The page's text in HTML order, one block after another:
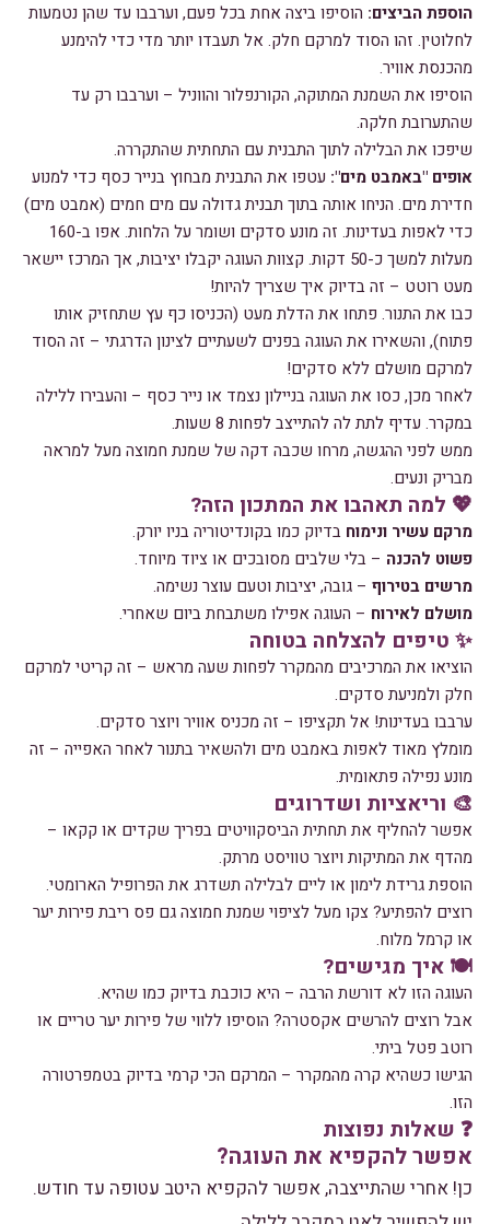
הוספת הביצים: הוסיפו ביצה אחת בכל פעם, וערבבו עד שהן נטמעות
לחלוטין. זהו הסוד למרקם חלק. אל תעבדו יותר מדי כדי להימנע
מהכנסת אוויר.
הוסיפו את השמנת המתוקה, הקורנפלור והווניל – וערבבו רק עד
שהתערובת חלקה.
שיפכו את הבלילה לתוך התבנית עם התחתית שהתקררה.
אופים "באמבט מים": עטפו את התבנית מבחוץ בנייר כסף כדי למנוע
חדירת מים. הניחו אותה בתוך תבנית גדולה עם מים חמים (אמבט מים)
כדי לאפות בעדינות. זה מונע סדקים ושומר על הלחות. אפו ב-160
מעלות למשך כ-50 דקות. קצוות העוגה יקבלו יציבות, אך המרכז יישאר
מעט רוטט – זה בדיוק איך שצריך להיות!
כבו את התנור. פתחו את הדלת מעט (הכניסו כף עץ שתחזיק אותו
פתוח), והשאירו את העוגה בפנים לשעתיים לצינון הדרגתי – זה הסוד
למרקם מושלם ללא סדקים!
לאחר מכן, כסו את העוגה בניילון נצמד או נייר כסף – והעבירו ללילה
במקרר. עדיף לתת לה להתייצב לפחות 8 שעות.
ממש לפני ההגשה, מרחו שכבה דקה של שמנת חמוצה מעל למראה
מבריק ונעים.
💖 למה תאהבו את המתכון הזה?
מרקם עשיר ונימוח בדיוק כמו בקונדיטוריה בניו יורק.
פשוט להכנה – בלי שלבים מסובכים או ציוד מיוחד.
מרשים בטירוף – גובה, יציבות וטעם עוצר נשימה.
מושלם לאירוח – העוגה אפילו משתבחת ביום שאחרי.
✨ טיפים להצלחה בטוחה
הוציאו את המרכיבים מהמקרר לפחות שעה מראש – זה קריטי למרקם
חלק ולמניעת סדקים.
ערבבו בעדינות! אל תקציפו – זה מכניס אוויר ויוצר סדקים.
מומלץ מאוד לאפות באמבט מים ולהשאיר בתנור לאחר האפייה – זה
מונע נפילה פתאומית.
🎨 וריאציות ושדרוגים
אפשר להחליף את תחתית הביסקוויטים בפריך שקדים או קקאו –
מהדף את המתיקות ויוצר טוויסט מרתק.
הוספת גרידת לימון או ליים לבלילה תשדרג את הפרופיל הארומטי.
רוצים להפתיע? צקו מעל לציפוי שמנת חמוצה גם פס ריבת פירות יער
או קרמל מלוח.
🍽️ איך מגישים?
העוגה הזו לא דורשת הרבה – היא כוכבת בדיוק כמו שהיא.
אבל רוצים להרשים אקסטרה? הוסיפו ללווי של פירות יער טריים או
רוטב פטל ביתי.
הגישו כשהיא קרה מהמקרר – המרקם הכי קרמי בדיוק בטמפרטורה
הזו.
❓ שאלות נפוצות
אפשר להקפיא את העוגה?
כן! אחרי שהתייצבה, אפשר להקפיא היטב עטופה עד חודש.